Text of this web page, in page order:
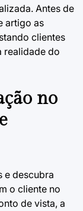
Antes de
artigo as
clientes
realidade do
no
e descubra
o cliente no
de vista, a